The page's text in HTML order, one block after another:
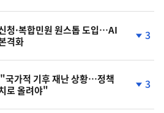
일
청·복합민원 원스톱 도입…AI
격화
계
3
국가적 기후 재난 상황…정책
로 올려야"
계
3